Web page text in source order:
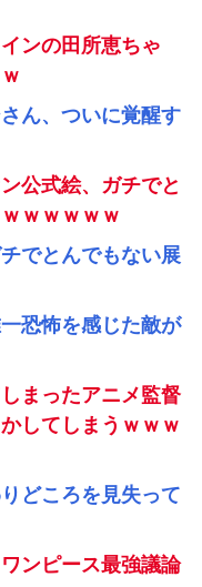
ンの田所恵ちゃ
ん、ついに覚醒す
公式絵、ガチでと
ｗｗｗｗｗ
でとんでもない展
恐怖を感じた敵が
まったアニメ監督
してしまうｗｗｗ
どころを見失って
ンピース最強議論